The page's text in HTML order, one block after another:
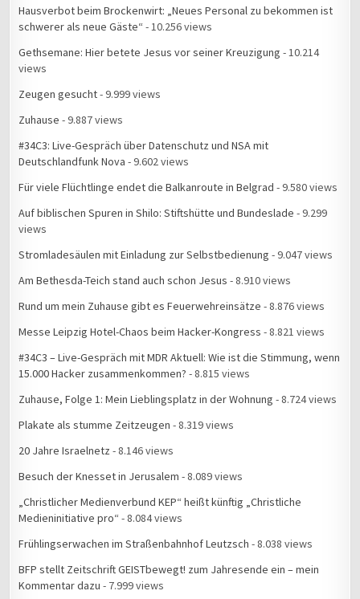
Hausverbot beim Brockenwirt: „Neues Personal zu bekommen ist
schwerer als neue Gäste“ - 10.256 views
Gethsemane: Hier betete Jesus vor seiner Kreuzigung - 10.214
views
Zeugen gesucht- 9.999 views
Zuhause - 9.887 views
#34C3: Live-Gespräch über Datenschutz und NSA mit
Deutschlandfunk Nova - 9.602 views
Für viele Flüchtlinge endet die Balkanroute in Belgrad - 9.580 views
Auf biblischen Spuren in Shilo: Stiftshütte und Bundeslade - 9.299
views
Stromladesäulen mit Einladung zur Selbstbedienung - 9.047 views
Am Bethesda-Teich stand auch schon Jesus - 8.910 views
Rund um mein Zuhause gibt es Feuerwehreinsätze - 8.876 views
Messe Leipzig Hotel-Chaos beim Hacker-Kongress - 8.821 views
#34C3 – Live-Gespräch mit MDR Aktuell: Wie ist die Stimmung, wenn
15.000 Hacker zusammenkommen? - 8.815 views
Zuhause, Folge 1: Mein Lieblingsplatz in der Wohnung - 8.724 views
Plakate als stumme Zeitzeugen - 8.319 views
20 Jahre Israelnetz - 8.146 views
Besuch der Knesset in Jerusalem - 8.089 views
„Christlicher Medienverbund KEP“ heißt künftig „Christliche
Medieninitiative pro“ - 8.084 views
Frühlingserwachen im Straßenbahnhof Leutzsch - 8.038 views
BFP stellt Zeitschrift GEISTbewegt! zum Jahresende ein – mein
Kommentar dazu - 7.999 views